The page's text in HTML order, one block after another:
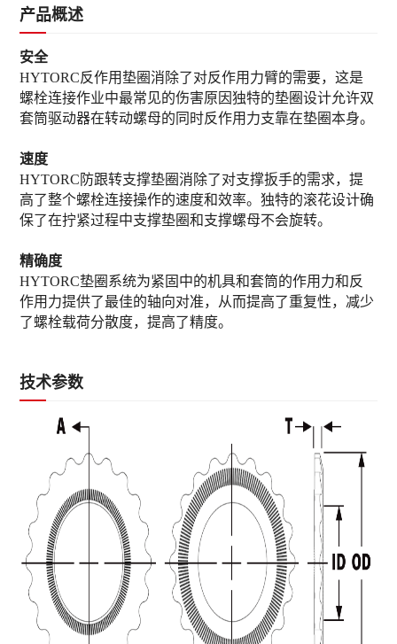
产品概述
安全
HYTORC反作用垫圈消除了对反作用力臂的需要，这是
螺栓连接作业中最常见的伤害原因独特的垫圈设计允许双
套筒驱动器在转动螺母的同时反作用力支靠在垫圈本身。
速度
HYTORC防跟转支撑垫圈消除了对支撑扳手的需求，提
高了整个螺栓连接操作的速度和效率。独特的滚花设计确
保了在拧紧过程中支撑垫圈和支撑螺母不会旋转。
精确度
HYTORC垫圈系统为紧固中的机具和套筒的作用力和反
作用力提供了最佳的轴向对准，从而提高了重复性，减少
了螺栓载荷分散度，提高了精度。
技术参数